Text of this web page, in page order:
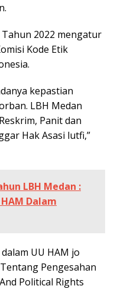
2022 mengatur
Kode Etik
kepastian
LBH Medan
Panit dan
Hak Asasi lutfi,”
LBH Medan :
Dalam
UU HAM jo
Pengesahan
Political Rights